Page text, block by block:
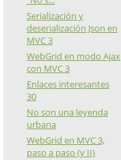
Serialización y
deserialización Json en
MVC 3
WebGrid en modo Ajax
con MVC 3
Enlaces interesantes
30
No son una leyenda
urbana
WebGrid en MVC 3,
paso a paso (y II)